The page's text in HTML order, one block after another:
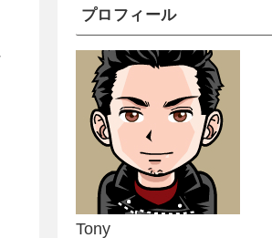
プロフィール
Tony